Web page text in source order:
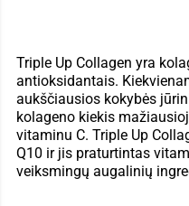
Triple Up Collagen yra
antioksidantais.
aukščiausios kokybės
kolageno kiekis
vitaminu C. Triple Up
Q10 ir jis praturtintas
veiksmingų augalinių